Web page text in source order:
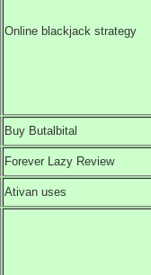
Online blackjack strategy
Buy Butalbital
Forever Lazy Review
Ativan uses